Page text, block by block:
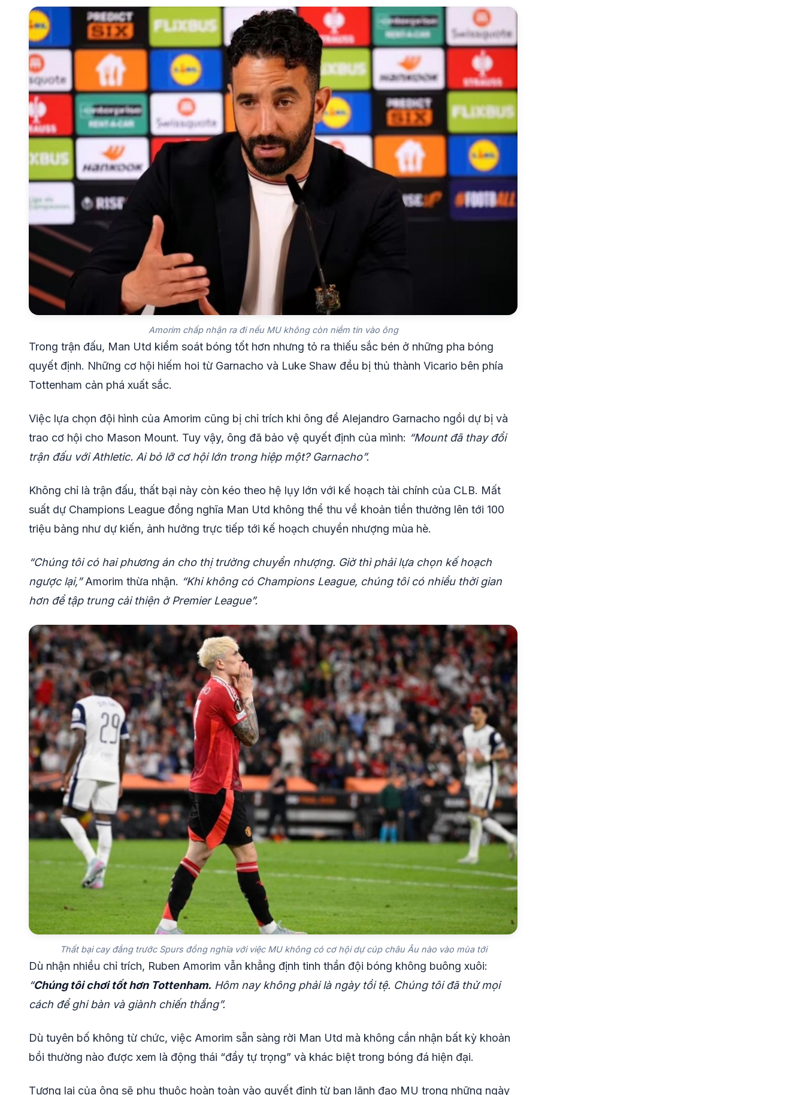
Amorim chấp nhận ra đi nếu MU không còn niềm tin vào ông
Trong trận đấu, Man Utd kiểm soát bóng tốt hơn nhưng tỏ ra thiếu sắc bén ở những pha bóng
quyết định. Những cơ hội hiếm hoi từ Garnacho và Luke Shaw đều bị thủ thành Vicario bên phía
Tottenham cản phá xuất sắc.
Việc lựa chọn đội hình của Amorim cũng bị chỉ trích khi ông để Alejandro Garnacho ngồi dự bị và
trao cơ hội cho Mason Mount. Tuy vậy, ông đã bảo vệ quyết định của mình: “Mount đã thay đổi
trận đấu với Athletic. Ai bỏ lỡ cơ hội lớn trong hiệp một? Garnacho”.
Không chỉ là trận đấu, thất bại này còn kéo theo hệ lụy lớn với kế hoạch tài chính của CLB. Mất
suất dự Champions League đồng nghĩa Man Utd không thể thu về khoản tiền thưởng lên tới 100
triệu bảng như dự kiến, ảnh hưởng trực tiếp tới kế hoạch chuyển nhượng mùa hè.
“Chúng tôi có hai phương án cho thị trường chuyển nhượng. Giờ thì phải lựa chọn kế hoạch
ngược lại,”Amorim thừa nhận. “Khi không có Champions League, chúng tôi có nhiều thời gian
hơn để tập trung cải thiện ở Premier League”.
Thất bại cay đắng trước Spurs đồng nghĩa với việc MU không có cơ hội dự cúp châu Âu nào vào mùa tới
Dù nhận nhiều chỉ trích, Ruben Amorim vẫn khẳng định tinh thần đội bóng không buông xuôi:
“Chúng tôi chơi tốt hơn Tottenham. Hôm nay không phải là ngày tồi tệ. Chúng tôi đã thử mọi
cách để ghi bàn và giành chiến thắng”.
Dù tuyên bố không từ chức, việc Amorim sẵn sàng rời Man Utd mà không cần nhận bất kỳ khoản
bồi thường nào được xem là động thái “đầy tự trọng” và khác biệt trong bóng đá hiện đại.
Tương lai của ông sẽ phụ thuộc hoàn toàn vào quyết định từ ban lãnh đạo MU trong những ngày